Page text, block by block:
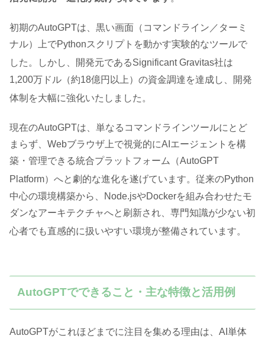
初期のAutoGPTは、黒い画面（コマンドライン／ターミ
ナル）上でPythonスクリプトを動かす実験的なツールで
した。しかし、開発元であるSignificant Gravitas社は
1,200万ドル（約18億円以上）の資金調達を達成し、開発
体制を大幅に強化いたしました 。
現在のAutoGPTは、単なるコマンドラインツールにとど
まらず、Webブラウザ上で視覚的にAIエージェントを構
築・管理できる統合プラットフォーム（AutoGPT
Platform）へと劇的な進化を遂げています。従来のPython
中心の環境構築から、Node.jsやDockerを組み合わせたモ
ダンなアーキテクチャへと刷新され、専門知識が少ない初
心者でも直感的に扱いやすい環境が整備されています。
AutoGPTでできること・主な特徴と活用例
AutoGPTがこれほどまでに注目を集める理由は、AI単体